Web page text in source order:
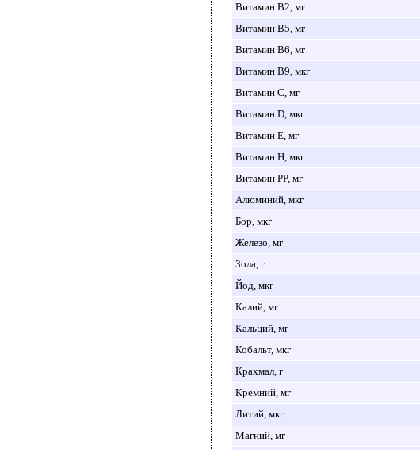
Витамин B2, мг
Витамин B5, мг
Витамин B6, мг
Витамин B9, мкг
Витамин C, мг
Витамин D, мкг
Витамин E, мг
Витамин H, мкг
Витамин PP, мг
Алюминий, мкг
Бор, мкг
Железо, мг
Зола, г
Йод, мкг
Калий, мг
Кальций, мг
Кобальт, мкг
Крахмал, г
Кремний, мг
Литий, мкг
Магний, мг